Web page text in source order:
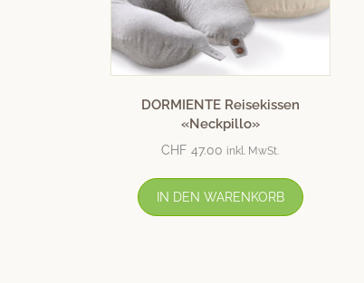
DORMIENTE Reisekissen
«Neckpillo»
CHF 47.00 inkl. MwSt.
IN DEN WARENKORB